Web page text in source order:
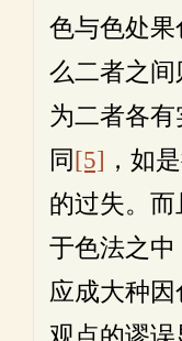
色与色处
么二者之间
为二者各
同[5] ，如
的过失。
于色法之
应成大种